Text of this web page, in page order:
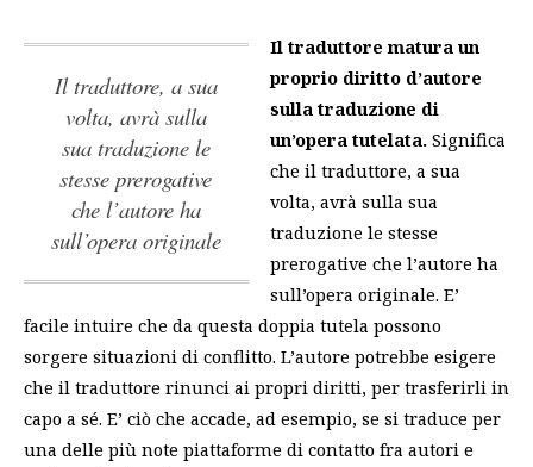
il traduttore, a sua
volta, avrà sulla
sua traduzione le
stesse prerogative
che l’autore ha
sull’opera originale
Il traduttore matura un
proprio diritto d’autore
sulla traduzione di
un’opera tutelata. Significa
cheil traduttore, a sua
volta, avrà sulla sua
traduzione le stesse
prerogative che l’autore ha
sull’opera originale. E’
facile intuire che da questa doppia tutela possono
sorgere situazioni di conflitto. L’autore potrebbe esigere
che il traduttore rinunci ai propri diritti, per trasferirli in
capo a sé. E’ ciò che accade, ad esempio, se si traduce per
una delle più note piattaforme di contatto fra autori e